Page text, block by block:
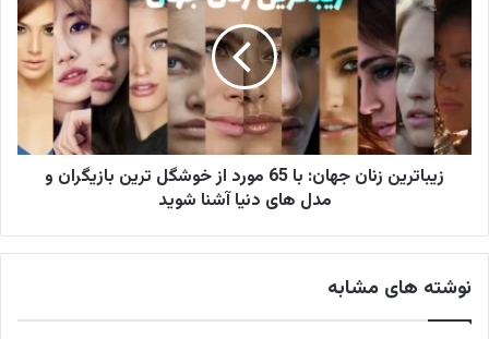
زیباترین زنان جهان: با 65 مورد از خوشگل ترین بازیگران و
مدل های دنیا آشنا شوید
نوشته های مشابه